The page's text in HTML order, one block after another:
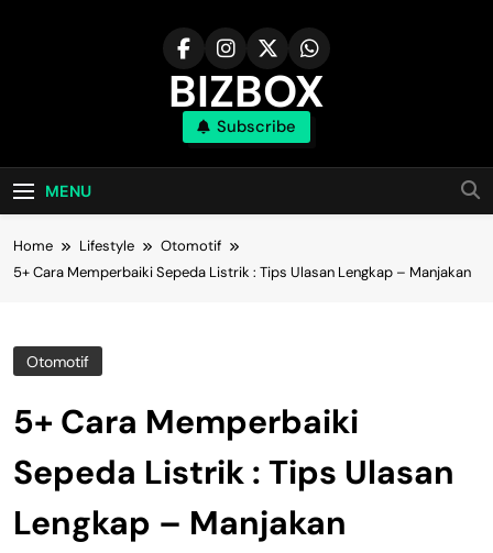
BIZBOX
Bizbox – Media Informasi Terkini
Subscribe
MENU
Home Lifestyle
Otomotif
5+ Cara Memperbaiki Sepeda Listrik : Tips Ulasan Lengkap – Manjakan
Otomotif
5+ Cara Memperbaiki
Sepeda Listrik : Tips Ulasan
Lengkap – Manjakan